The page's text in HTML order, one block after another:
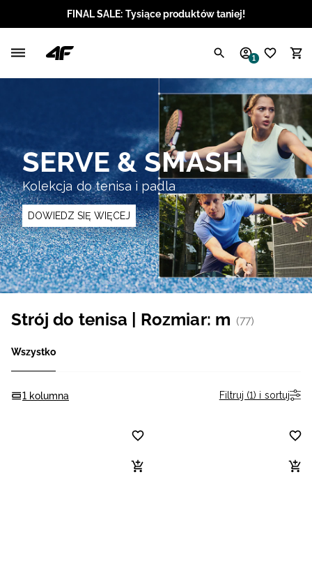
FINAL SALE: Tysiące produktów taniej!
1
SERVE & SMASH
Kolekcja do tenisa i padla
DOWIEDZ SIĘ WIĘCEJ
Strój do tenisa | Rozmiar: m (77)
Wszystko
1 kolumna Filtruj (1) i sortuj
Angielski / USD
Angielski / GBP
Chorwacki / EUR
Czeski / CZK
Litewski / EUR
Łotewski / EUR
Niemiecki / EUR
Słowacki / EUR